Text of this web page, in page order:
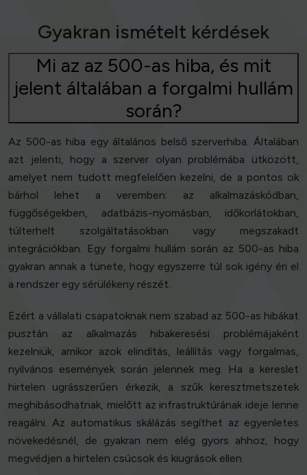
Gyakran ismételt kérdések
Mi az az 500-as hiba, és mit
jelent általában a forgalmi hullám
során?
Az 500-as hiba egy általános belső szerverhiba. Általában
azt jelenti, hogy a szerver olyan problémába ütközött,
amelyet nem tudott megfelelően kezelni, de a pontos ok
bárhol lehet a veremben: az alkalmazáskódban,
függőségekben, adatbázis-nyomásban, időkorlátokban,
túlterhelt szolgáltatásokban vagy megszakadt
integrációkban. Egy forgalmi hullám során az 500-as hiba
gyakran annak a tünete, hogy egyszerre túl sok igény éri el
a rendszer egy sérülékeny részét.
Ezért a vállalati csapatoknak nem szabad az 500-as hibákat
pusztán az alkalmazás hibakeresési problémájaként
kezelniük, amikor azok elindítás, leállítás vagy forgalmas,
nyilvános események során jelennek meg. Ha a kereslet
hirtelen ugrásszerűen érkezik, a szűk keresztmetszetek
meghibásodhatnak, mielőtt az infrastruktúrának ideje lenne
reagálni. Az automatikus skálázás segíthet az egyenletes
növekedésnél, de gyakran nem elég gyors ahhoz, hogy
megvédjen a hirtelen csúcsok és kiugrások ellen.